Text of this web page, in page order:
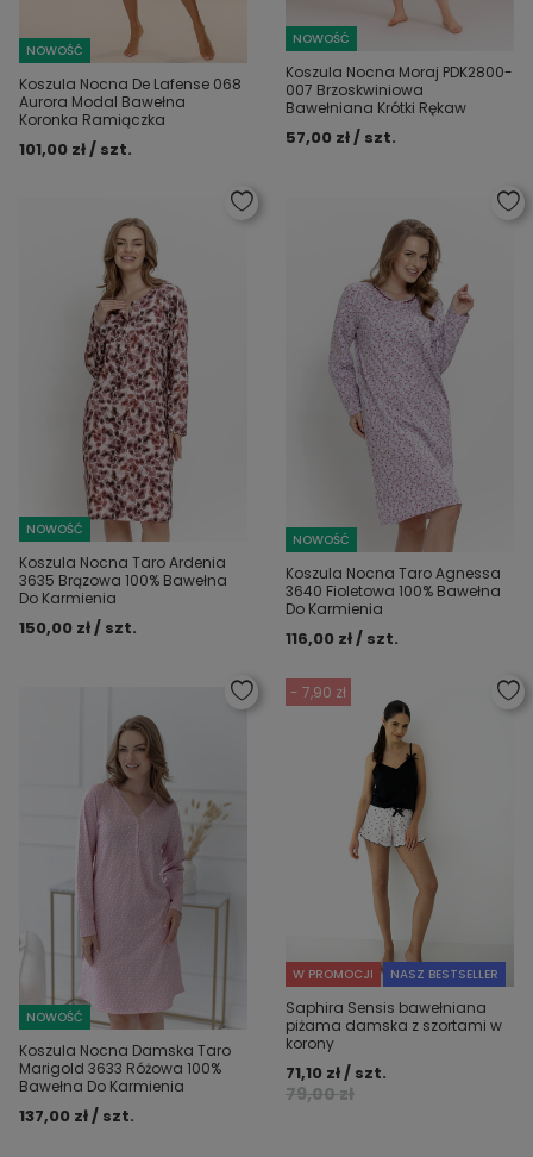
NOWOŚĆ
Koszula Nocna De Lafense 068
Aurora Modal Bawełna
Koronka Ramiączka
101,00 zł / szt.
NOWOŚĆ
Koszula Nocna Moraj PDK2800-
007 Brzoskwiniowa
Bawełniana Krótki Rękaw
57,00 zł / szt.
NOWOŚĆ
Koszula Nocna Taro Ardenia
3635 Brązowa 100% Bawełna
Do Karmienia
150,00 zł / szt.
NOWOŚĆ
Koszula Nocna Taro Agnessa
3640 Fioletowa 100% Bawełna
Do Karmienia
116,00 zł / szt.
NOWOŚĆ
Koszula Nocna Damska Taro
Marigold 3633 Różowa 100%
Bawełna Do Karmienia
137,00 zł / szt.
- 7,90 zł
W PROMOCJI NASZ BESTSELLER
Saphira Sensis bawełniana
piżama damska z szortami w
korony
79,00 zł
71,10 zł / szt.